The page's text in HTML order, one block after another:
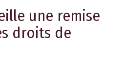
une remise
droits de